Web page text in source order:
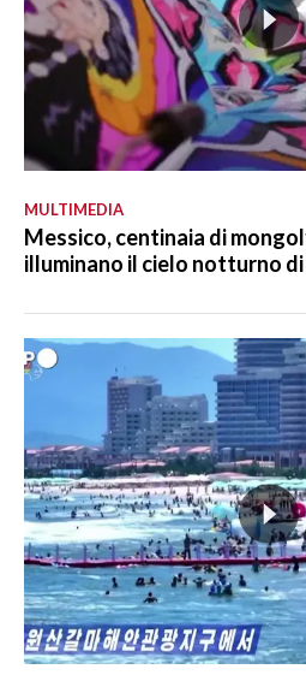
MULTIMEDIA
Messico, centinaia di
illuminano il cielo notturno